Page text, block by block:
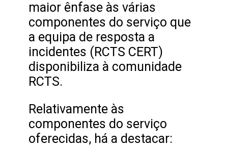
maior ênfase às várias
componentes do serviço que
a equipa de resposta a
incidentes (RCTS CERT)
disponibiliza à comunidade
RCTS.
Relativamente às
componentes do serviço
oferecidas, há a destacar: